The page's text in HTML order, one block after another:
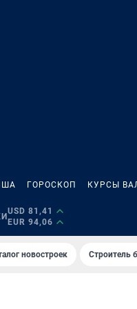
ГОРОСКОП КУРСЫ
USD 81,41
EUR 94,06
новостроек Строитель